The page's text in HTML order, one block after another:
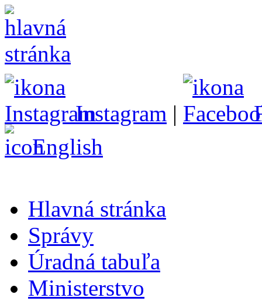
Instagram |
English
Hlavná stránka
Správy
Úradná tabuľa
Ministerstvo